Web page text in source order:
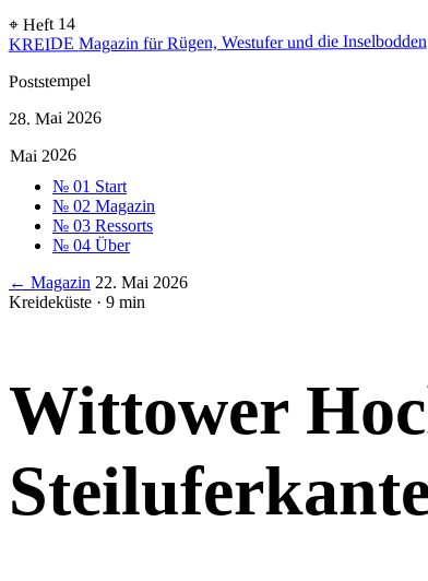
⌖ Heft 14
KREIDE Magazin für Rügen, Westufer und die Inselbodden
Poststempel
28. Mai 2026
Mai 2026
№ 01 Start
№ 02 Magazin
№ 03 Ressorts
№ 04 Über
← Magazin 22. Mai 2026
Kreideküste · 9 min
Wittower